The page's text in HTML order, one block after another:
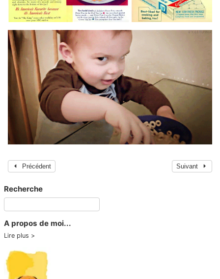
Précédent Suivant
Recherche
A propos de moi...
Lire plus